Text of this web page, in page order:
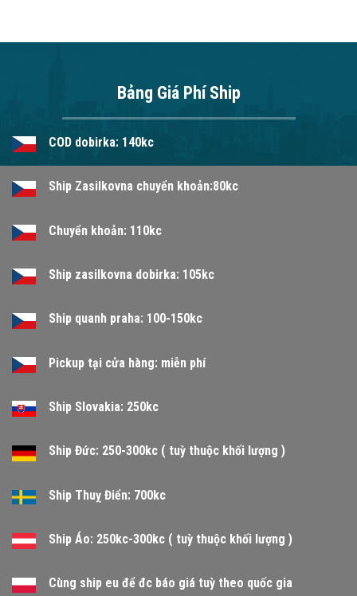
Bảng Giá Phí Ship
COD dobirka: 140kc
Ship Zasilkovna chuyển khoản:80kc
Chuyển khoản: 110kc
Ship zasilkovna dobirka: 105kc
Ship quanh praha: 100-150kc
Pickup tại cửa hàng: miễn phí
Ship Slovakia: 250kc
Ship Đức: 250-300kc ( tuỳ thuộc khối lượng )
Ship Thuỵ Điển: 700kc
Ship Áo: 250kc-300kc ( tuỳ thuộc khối lượng )
Cùng ship eu để đc báo giá tuỳ theo quốc gia